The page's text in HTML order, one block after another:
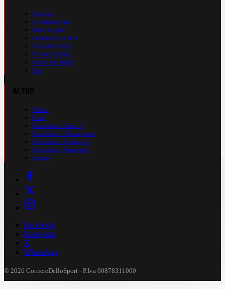
Contatti
La Redazione
Nota Legale
Gestione Cookie
Cookie Policy
Privacy Policy
Cond. Generali
Faq
Video
Foto
Calendario Serie A
Calendario Champions
Calendario Europa L.
Calendario Premier L.
Casinò
Facebook
Instagram
X
WhatsApp
© 2026 CorriereDelloSport - P.Iva 00878311000